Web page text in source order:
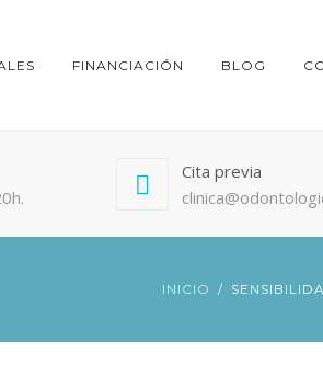
FINANCIACIÓN BLOG
Cita previa
INICIO